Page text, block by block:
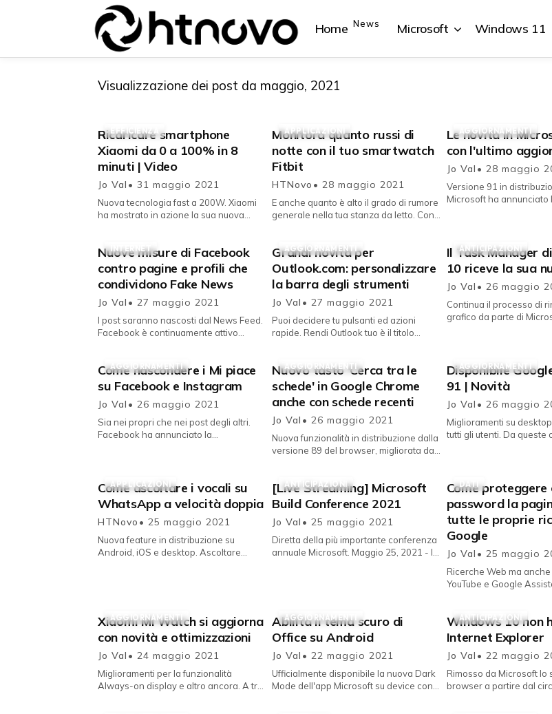
Home News Microsoft
{{POSTS[0].LABEL}}
{{posts[0].title}}
{{POSTS[1].LABEL}}
{{posts[1].title}}
Windows 11
{{POSTS[0].LABEL}}
{{posts[0].title}}
{{POSTS[1].LABEL}}
{{posts[1].title}}
Visualizzazione dei post da maggio, 2021
EFFICIENZA
Ricaricare smartphone
Xiaomi da 0 a 100% in 8
minuti | Video
Jo Val• 31 maggio 2021
Nuova tecnologia fast a 200W. Xiaomi
ha mostrato in azione la sua nuova
APPLICAZIONI
Monitora quanto russi di
notte con il tuo smartwatch
Fitbit
HTNovo• 28 maggio 2021
E anche quanto è alto il grado di rumore
generale nella tua stanza da letto. Con il
AGGIORNAMENTI
Le novità in
con l'ultimo
Jo Val• 28 maggio
Versione 91 in
Microsoft ha annunciato le novità in
INTERNET
Nuove misure di Facebook
contro pagine e profili che
condividono Fake News
Jo Val• 27 maggio 2021
I post saranno nascosti dal News Feed.
Facebook è continuamente attivo
AGGIORNAMENTI
Grandi novità per
Outlook.com: personalizzare
la barra degli strumenti
Jo Val• 27 maggio 2021
Puoi decidere tu pulsanti ed azioni
rapide. Rendi Outlook tuo è il titolo
ANTICIPAZIONI
Il Task Manager
10 riceve la sua
Jo Val• 26 maggio
Continua il processo di
grafico da parte di
AGGIORNAMENTI
Come nascondere i Mi piace
su Facebook e Instagram
Jo Val• 26 maggio 2021
Sia nei propri che nei post degli altri.
Facebook ha annunciato la
AGGIORNAMENTI
Nuovo tasto 'Cerca tra le
schede' in Google Chrome
anche con schede recenti
Jo Val• 26 maggio 2021
Nuova funzionalità in distribuzione dalla
versione 89 del browser, migliorata da
AGGIORNAMENTI
Disponibile
91 | Novità
Jo Val• 26 maggio
Miglioramenti su
tutti gli utenti. Da queste
APPLICAZIONI
Come ascoltare i vocali su
WhatsApp a velocità doppia
HTNovo• 25 maggio 2021
Nuova feature in distribuzione su
Android, iOS e desktop. Ascoltare
ANTICIPAZIONI
[Live Streaming] Microsoft
Build Conference 2021
Jo Val• 25 maggio 2021
Diretta della più importante conferenza
annuale Microsoft. Maggio 25, 2021 - Il
DATI
Come proteggere
password la
tutte le proprie
Google
Jo Val• 25 maggio
Ricerche Web ma
YouTube e Google
AGGIORNAMENTI
Xiaomi Mi Watch si aggiorna
con novità e ottimizzazioni
Jo Val• 24 maggio 2021
Miglioramenti per la funzionalità
Always-on display e altro ancora. A tre
AGGIORNAMENTI
Abilita il tema scuro di
Office su Android
Jo Val• 22 maggio 2021
Ufficialmente disponibile la nuova Dark
Mode dell'app Microsoft su device con
ANTICIPAZIONI
Windows 10 non
Internet Explorer
Jo Val• 22 maggio
Rimosso da Microsoft lo
browser a partire dal